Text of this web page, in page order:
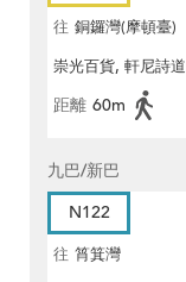
往 銅鑼灣(摩頓臺)
崇光百貨, 軒尼詩道
距離 60m
九巴/新巴
N122
往 筲箕灣